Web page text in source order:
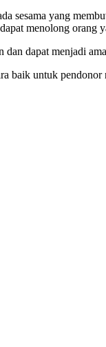
sesama yang
menolong orang
dapat menjadi
baik untuk